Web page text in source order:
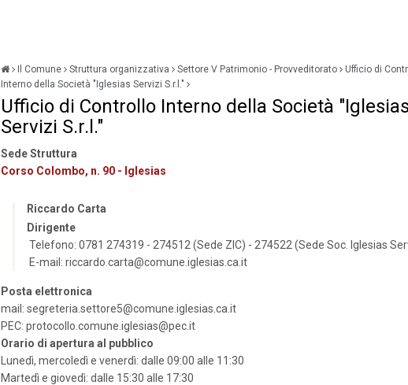
Il Comune Struttura organizzativa Settore V Patrimonio - Provveditorato
Ufficio di
Interno della Società "Iglesias Servizi S.r.l."
Ufficio di Controllo Interno della Società "Iglesias
Servizi S.r.l."
Sede Struttura
Corso Colombo, n. 90 - Iglesias
Riccardo Carta
Dirigente
Telefono: 0781 274319 - 274512 (Sede ZIC) - 274522 (Sede Soc. Iglesias
E-mail: riccardo.carta@comune.iglesias.ca.it
Posta elettronica
mail: segreteria.settore5@comune.iglesias.ca.it
PEC: protocollo.comune.iglesias@pec.it
Orario di apertura al pubblico
Lunedì, mercoledì e venerdì: dalle 09:00 alle 11:30
Martedì e giovedì: dalle 15:30 alle 17:30